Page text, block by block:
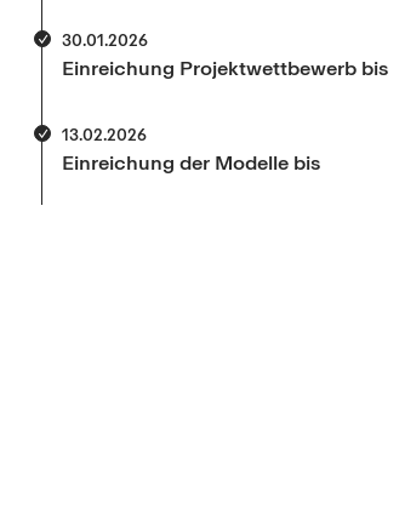
30.01.2026
Einreichung Projektwettbewerb bis
13.02.2026
Einreichung der Modelle bis